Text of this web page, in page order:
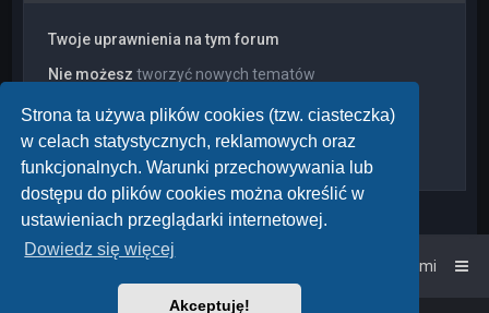
Strona ta używa plików cookies (tzw. ciasteczka)
w celach statystycznych, reklamowych oraz
funkcjonalnych. Warunki przechowywania lub
dostępu do plików cookies można określić w
ustawieniach przeglądarki internetowej.
Dowiedz się więcej
Akceptuję!
Twoje uprawnienia na tym forum
Nie możesz tworzyć nowych tematów
Nie możeszzmieniać swoich postów
Nie możesz
usuwać swoich postów
Nie możeszdodawać załączników
Kontakt z nami